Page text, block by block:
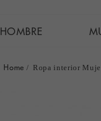
HOMBRE
Home Ropa interior